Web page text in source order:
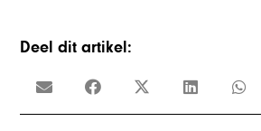
Deel dit artikel: